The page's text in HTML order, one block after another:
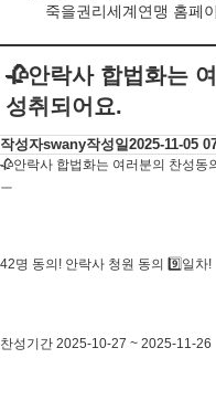
죽을권리세계연맹 홈페
🥀안락사 합법화는
성취되어요.
작성자swany작성일 2025-11-05
🥀안락사 합법화는 여러분의 찬성동
ㅡ
42명 동의! 안락사 청원 동의 9️⃣일차!
찬성기간 2025-10-27 ~ 2025-11-26